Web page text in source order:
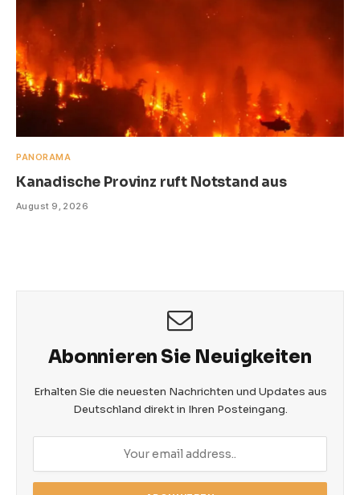
PANORAMA
Kanadische Provinz ruft Notstand aus
August 9, 2026
Abonnieren Sie Neuigkeiten
Erhalten Sie die neuesten Nachrichten und Updates aus
Deutschland direkt in Ihren Posteingang.